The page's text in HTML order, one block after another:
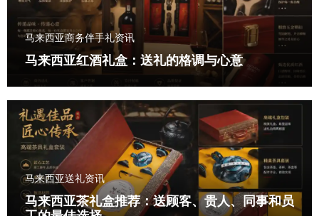
马来西亚商务伴手礼资讯
马来西亚红酒礼盒：送礼的格调与心意
马来西亚送礼资讯
马来西亚茶礼盒推荐：送顾客、贵人、同事和员